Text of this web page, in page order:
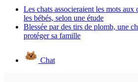
Les chats associeraient les mots
les bébés, selon une étude
Blessée par des tirs de plomb, une
protéger sa famille
Chat